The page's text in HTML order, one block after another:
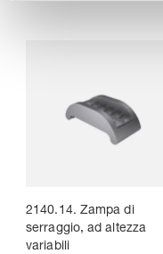
2140.14. Zampa di
serraggio, ad altezza
variabili